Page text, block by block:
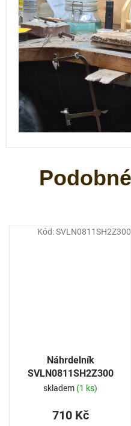
Náhrdelník
SVLN0811SH2Z300
skladem (1 ks)
710 Kč
Kód:SVLN0811SH2Z300